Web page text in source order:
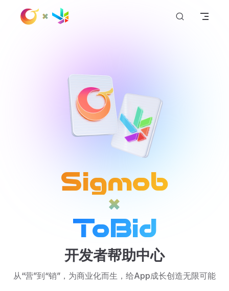
Skip to content
+
Sigmob
+
ToBid
开发者帮助中心
从“营”到“销”，为商业化而生，给App成长创造无限可能